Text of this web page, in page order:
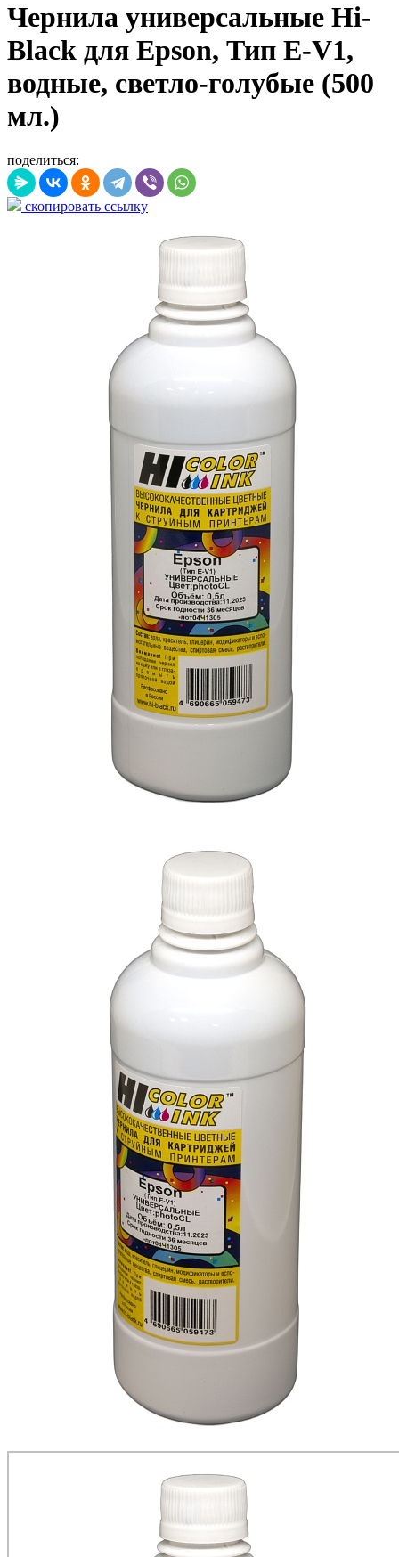
Чернила универсальные Hi-
Black для Epson, Тип E-V1,
водные, светло-голубые (500
мл.)
поделиться:
скопировать ссылку